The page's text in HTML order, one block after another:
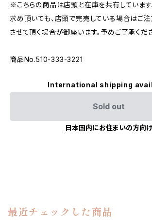
※こちらの商品は店頭と在庫を共有しています
求め頂いても、店頭で完売している場合はご注
させて頂く場合が御座います。予めご了承くださ
商品No.510-333-3221
International shipping
Sold out
日本国内にお住まいの方向け
最近チェックした商品